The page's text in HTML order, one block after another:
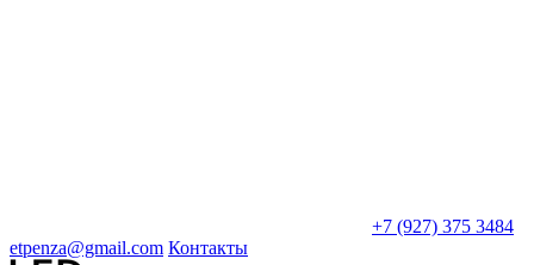
+7 (927) 375 3484
etpenza@gmail.com Контакты